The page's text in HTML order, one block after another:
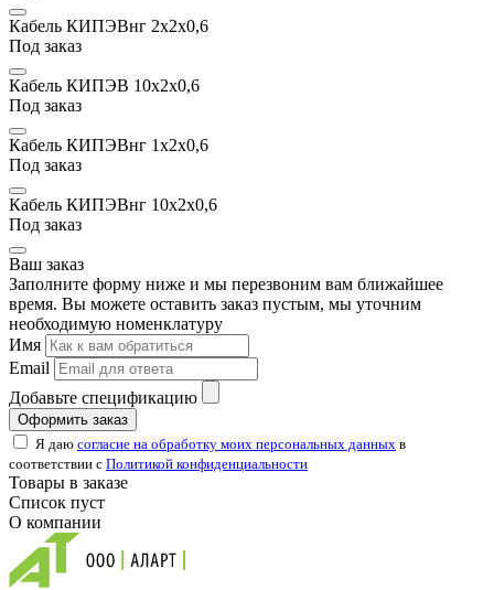
Кабель КИПЭВнг 2х2x0,6
Под заказ
Кабель КИПЭВ 10х2x0,6
Под заказ
Кабель КИПЭВнг 1х2x0,6
Под заказ
Кабель КИПЭВнг 10х2x0,6
Под заказ
Ваш заказ
Заполните форму ниже и мы перезвоним вам ближайшее
время. Вы можете оставить заказ пустым, мы уточним
необходимую номенклатуру
Имя
Email
Добавьте спецификацию
Оформить заказ
Я даю согласие на обработку моих персональных данных в
соответствии с Политикой конфиденциальности
Товары в заказе
Список пуст
О компании